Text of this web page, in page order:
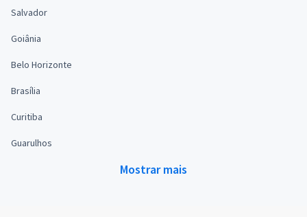
Salvador
Goiânia
Belo Horizonte
Brasília
Curitiba
Guarulhos
Mostrar mais